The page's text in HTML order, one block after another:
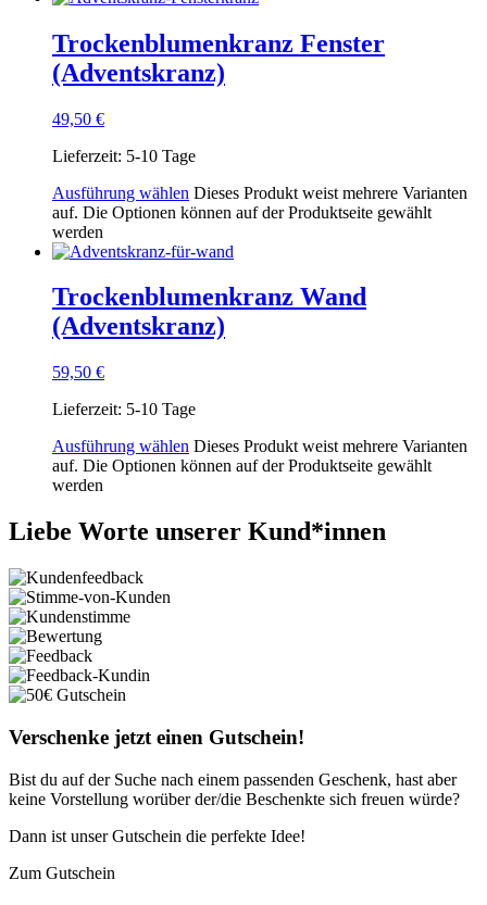
Trockenblumenkranz Fenster
(Adventskranz)
49,50 €
Lieferzeit: 5-10 Tage
Ausführung wählen Dieses Produkt weist mehrere Varianten
auf. Die Optionen können auf der Produktseite gewählt
werden
Trockenblumenkranz Wand
(Adventskranz)
59,50 €
Lieferzeit: 5-10 Tage
Ausführung wählen Dieses Produkt weist mehrere Varianten
auf. Die Optionen können auf der Produktseite gewählt
werden
Liebe Worte unserer Kund*innen
Verschenke jetzt einen Gutschein!
Bist du auf der Suche nach einem passenden Geschenk, hast aber
keine Vorstellung worüber der/die Beschenkte sich freuen würde?
Dann ist unser Gutschein die perfekte Idee!
Zum Gutschein